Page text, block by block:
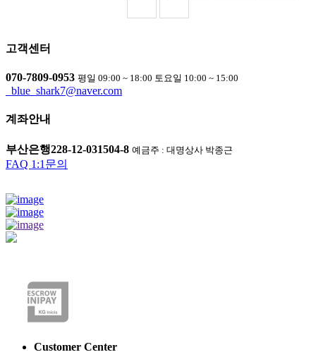
고객센터
070-7809-0953 평일 09:00 ~ 18:00 토요일 10:00 ~ 15:00
blue_shark7@naver.com
계좌안내
부산은행228-12-031504-8 예금주 : 대명상사 박종근
FAQ 1:1문의
Customer Center